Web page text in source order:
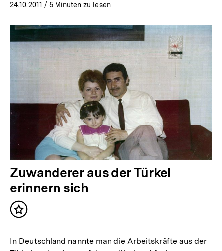
24.10.2011 / 5 Minuten zu lesen
Zuwanderer aus der Türkei
erinnern sich
Inhalt
In Deutschland nannte man die Arbeitskräfte aus der